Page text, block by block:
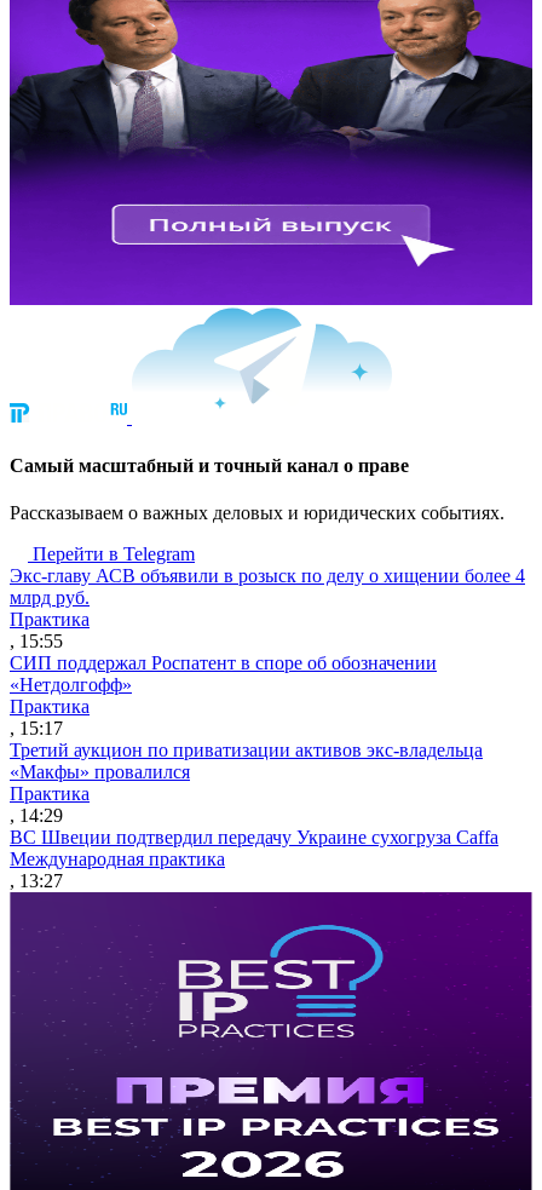
Cамый масштабный и точный канал о праве
Рассказываем о важных деловых и юридических событиях.
Перейти в Telegram
Экс-главу АСВ объявили в розыск по делу о хищении более 4
млрд руб.
Практика
, 15:55
СИП поддержал Роспатент в споре об обозначении
«Нетдолгофф»
Практика
, 15:17
Третий аукцион по приватизации активов экс-владельца
«Макфы» провалился
Практика
, 14:29
ВС Швеции подтвердил передачу Украине сухогруза Caffa
Международная практика
, 13:27